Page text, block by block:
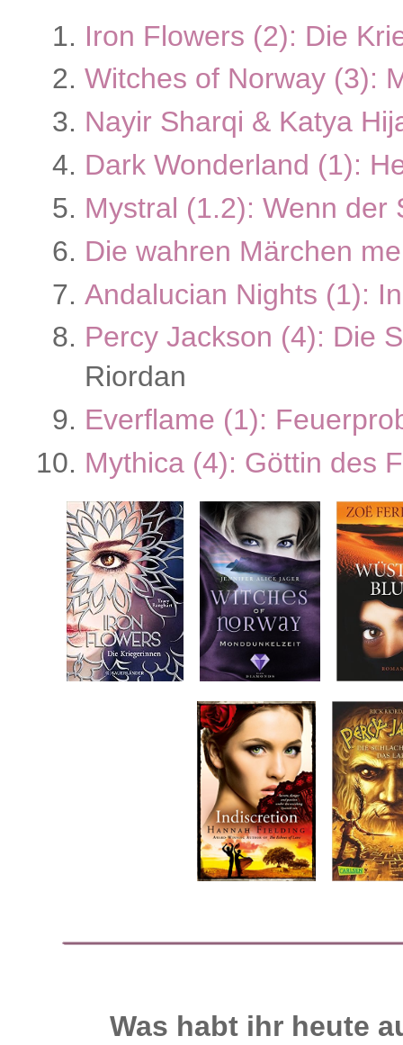
Iron Flowers (2): Die
Witches of Norway (3):
Nayir Sharqi & Katya
Dark Wonderland (1):
Mystral (1.2): Wenn
Die wahren Märchen
Andalucian Nights (1):
Percy Jackson (4): Die
Riordan
Everflame (1):
Mythica (4): Göttin des
Was habt ihr heute